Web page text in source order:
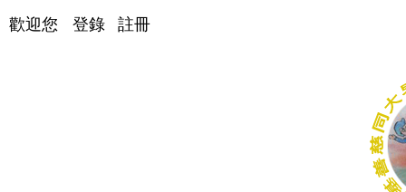
歡迎您 登錄 註冊